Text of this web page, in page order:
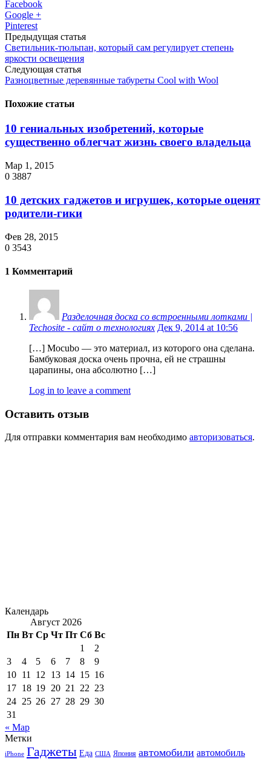
Facebook
Google +
Pinterest
Предыдущая статья
Светильник-тюльпан, который сам регулирует степень
яркости освещения
Следующая статья
Разноцветные деревянные табуреты Cool with Wool
Похожие статьи
10 гениальных изобретений, которые
существенно облегчат жизнь своего владельца
Мар 1, 2015
0 3887
10 детских гаджетов и игрушек, которые оценят
родители-гики
Фев 28, 2015
0 3543
1 Комментарий
Разделочная доска со встроенными лотками |
Techosite - сайт о технологиях Дек 9, 2014 at 10:56
[…] Mocubo — это материал, из которого она сделана.
Бамбуковая доска очень прочна, ей не страшны
царапины, она абсолютно […]
Log in to leave a comment
Оставить отзыв
Для отправки комментария вам необходимо авторизоваться.
Календарь
Август 2026
Пн Вт Ср Чт Пт Сб Вс
1
2
3
4 5 6 7 8
9
10 11 12 13 14 15 16
17 18 19 20 21 22 23
24 25 26 27 28 29 30
31
« Мар
Метки
iPhone Гаджеты Еда США Япония автомобили автомобиль